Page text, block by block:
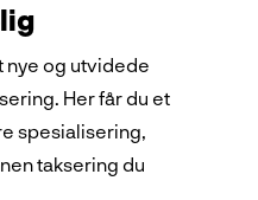
nye og utvidede
Her får du et
spesialisering,
taksering du